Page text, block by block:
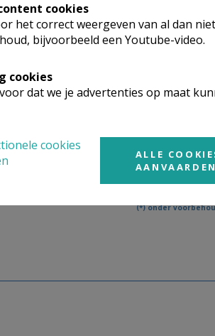
gewone misintentie | Jm. - jaarmis | Hm. -
De huidige
Op vrijdagmorgen verschijnt de
(*) onder
cookies
het correct weergeven van al dan niet
bijvoorbeeld een Youtube-video.
cookies
dat we je advertenties op maat
cookies
ALLE
AANVAARDEN